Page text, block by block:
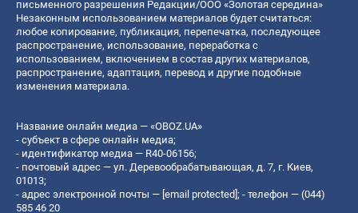
письменного разрешения Редакции/ООО «Золотая середина»
Незаконным использованием материалов будет считаться:
любое копирование, публикация, перепечатка, последующее
распространение, использование, переработка с
использованием, включением в состав других материалов,
распространение, адаптация, перевод и другие подобные
изменения материала.
Название онлайн медиа — «OBOZ.UA»
- субъект в сфере онлайн медиа;
- идентификатор медиа — R40-06156;
- почтовый адрес — ул. Деревообрабатывающая, д. 7, г. Киев,
01013;
- адрес электронной почты — [email protected] ; - телефон — (044)
585 46 20